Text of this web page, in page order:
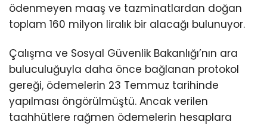
ödenmeyen maaş ve tazminatlardan doğan
toplam 160 milyon liralık bir alacağı bulunuyor.
Çalışma ve Sosyal Güvenlik Bakanlığı’nın ara
buluculuğuyla daha önce bağlanan protokol
gereği, ödemelerin 23 Temmuz tarihinde
yapılması öngörülmüştü. Ancak verilen
taahhütlere rağmen ödemelerin hesaplara